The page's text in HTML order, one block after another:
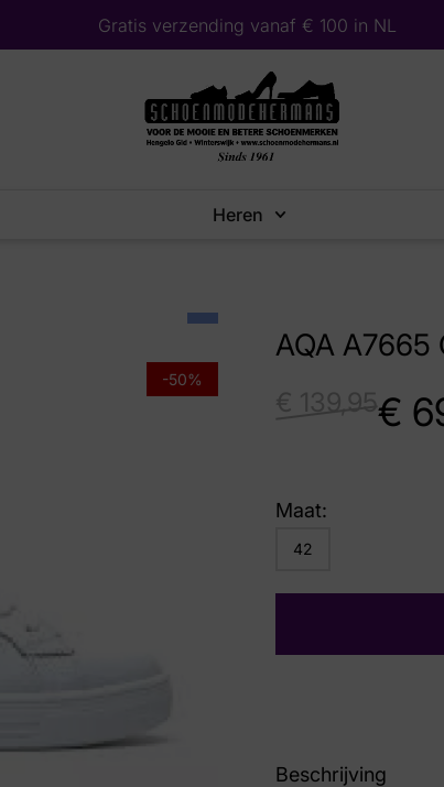
Gratis verzending vanaf € 100 in NL
Heren
-50%
AQA A7665
139,95€
Maat:
42
Beschrijving